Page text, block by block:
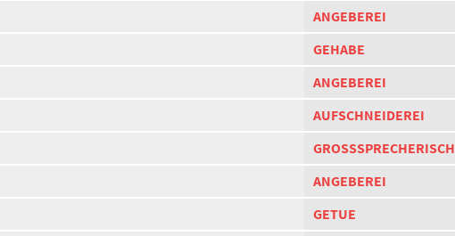
ANGEBEREI
GEHABE
ANGEBEREI
AUFSCHNEIDEREI
GROSSSPRECHERISCH
ANGEBEREI
GETUE